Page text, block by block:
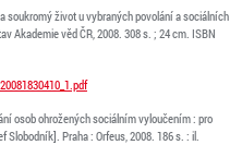
soukromý život u vybraných povolání a sociálních
Akademie věd ČR, 2008. 308 s. ; 24 cm. ISBN
osob ohrožených sociálním vyloučením : pro
Praha : Orfeus, 2008. 186 s. : il.